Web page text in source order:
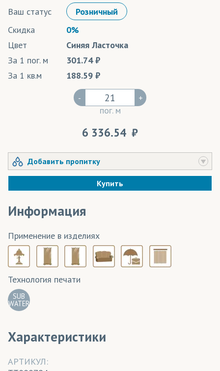
Ваш статус
Розничный
Скидка
0%
Цвет
Синяя Ласточка
За 1 пог. м
301.74
За 1 кв.м
188.59
-
пог. м
+
6 336.54
Добавить пропитку
Купить
Информация
Применение в изделиях
Технология печати
SUB
WATER
Характеристики
АРТИКУЛ: